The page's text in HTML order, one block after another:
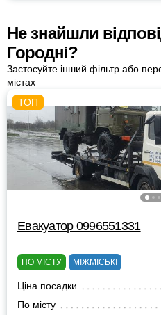
Не знайшли
Городні?
Застосуйте інший фільтр або
містах
Евакуатор 0996551331
ПО МІСТУ МІЖМІСЬКІ
Ціна посадки
По місту